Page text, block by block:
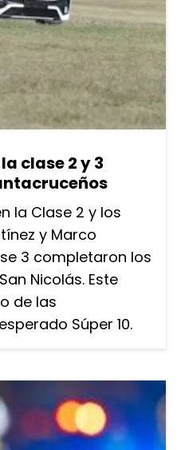
clase 2 y 3
la Clase 2 y los
y Marco
3 completaron los
Nicolás. Este
de las
Súper 10.